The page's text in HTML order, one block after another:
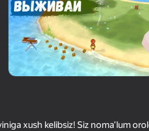
острове
PlayPixel
Kazual
3,5 Oʻyinchilar bergan baho
xush kelibsiz! Siz noma'lum